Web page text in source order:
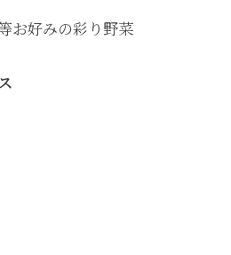
お好みの彩り野菜